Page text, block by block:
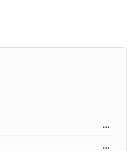
...
...